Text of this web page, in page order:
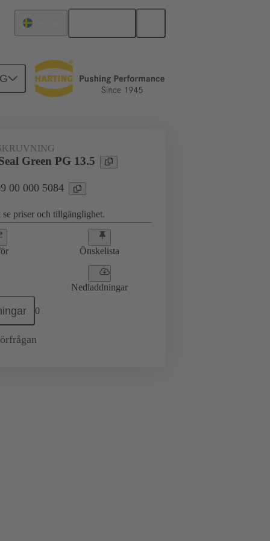
09 00 000 5084
Green PG 13.5
00 000 5084
priser och tillgänglighet.
Önskelista
Nedladdningar
0